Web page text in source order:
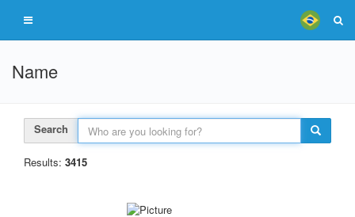
Name
Search
Results: 3415